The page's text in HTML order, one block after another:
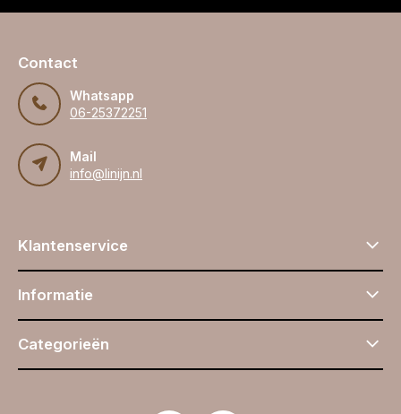
Contact
Whatsapp
06-25372251
Mail
info@linijn.nl
Klantenservice
Informatie
Categorieën